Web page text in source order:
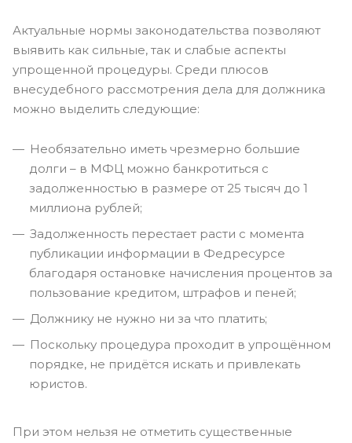
Актуальные нормы законодательства позволяют
выявить как сильные, так и слабые аспекты
упрощенной процедуры. Среди плюсов
внесудебного рассмотрения дела для должника
можно выделить следующие:
Необязательно иметь чрезмерно большие
долги – в МФЦ можно банкротиться с
задолженностью в размере от 25 тысяч до 1
миллиона рублей;
Задолженность перестает расти с момента
публикации информации в Федресурсе
благодаря остановке начисления процентов за
пользование кредитом, штрафов и пеней;
Должнику не нужно ни за что платить;
Поскольку процедура проходит в упрощённом
порядке, не придётся искать и привлекать
юристов.
При этом нельзя не отметить существенные